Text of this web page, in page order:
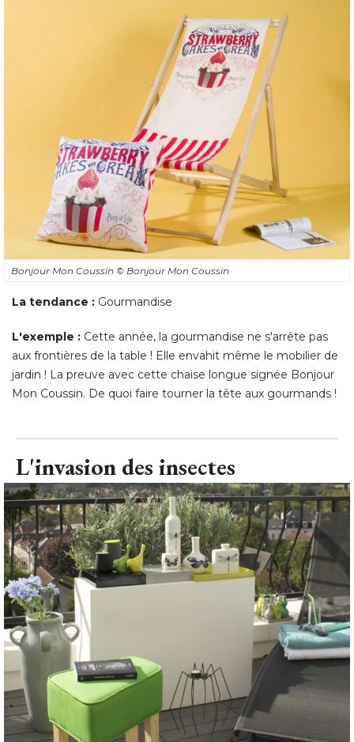
Bonjour Mon Coussin © Bonjour Mon Coussin
La tendance : Gourmandise
L'exemple : Cette année, la gourmandise ne s'arrête pas
aux frontières de la table ! Elle envahit même le mobilier de
jardin ! La preuve avec cette chaise longue signée Bonjour
Mon Coussin. De quoi faire tourner la tête aux gourmands !
L'invasion des insectes